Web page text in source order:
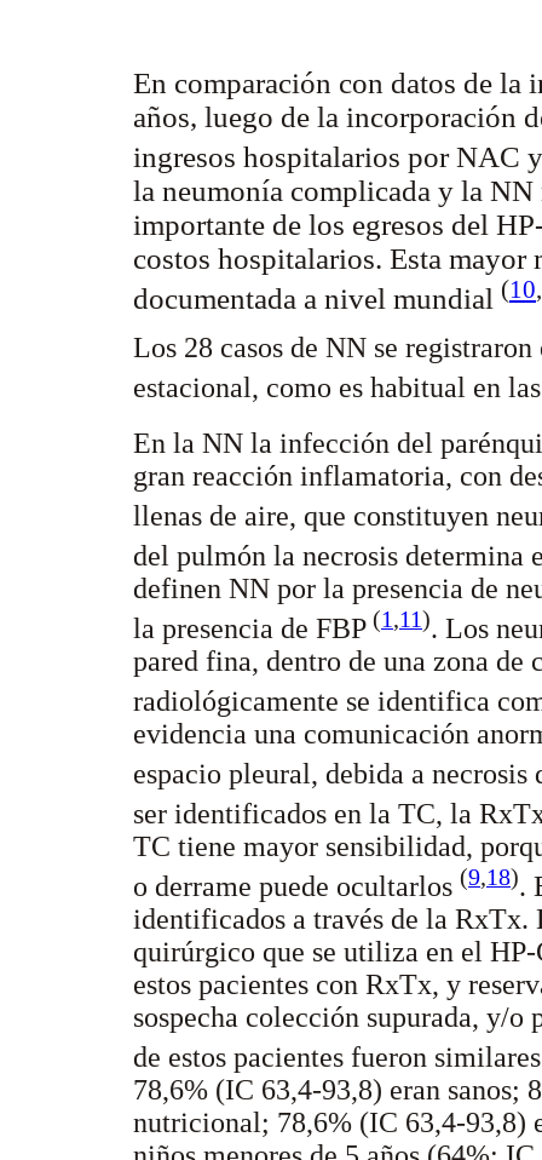
En comparación con datos de la
años, luego de la incorporación
ingresos hospitalarios por NAC
la neumonía complicada y la
importante de los egresos del
costos hospitalarios. Esta
documentada a nivel mundial (10,
Los 28 casos de NN se
estacional, como es habitual en
En la NN la infección del
gran reacción inflamatoria, con
llenas de aire, que constituyen
del pulmón la necrosis determina
definen NN por la presencia de
la presencia de FBP (1,11). Los
pared fina, dentro de una zona de
radiológicamente se identifica
evidencia una comunicación
espacio pleural, debida a necrosis
ser identificados en la TC, la
TC tiene mayor sensibilidad,
o derrame puede ocultarlos (9,18).
identificados a través de la RxTx.
quirúrgico que se utiliza en el
estos pacientes con RxTx, y
sospecha colección supurada, y/
de estos pacientes fueron
78,6% (IC 63,4-93,8) eran sanos;
nutricional; 78,6% (IC 63,4-93,8)